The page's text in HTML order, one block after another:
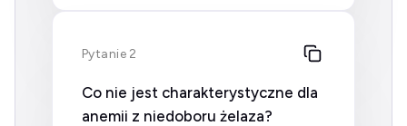
Pytanie 2
Co nie jest charakterystyczne dla
anemii z niedoboru żelaza?